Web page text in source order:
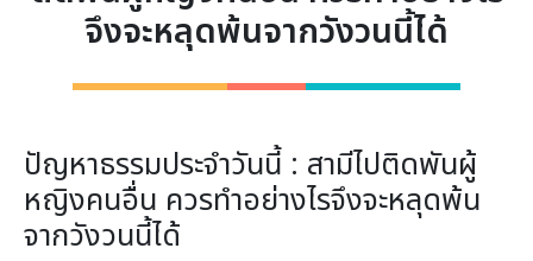
จึงจะหลุดพ้นจากวังวนนี้ได้
ปัญหาธรรมประจำวันนี้ : สามีไปติดพันผู้
หญิงคนอื่น ควรทำอย่างไรจึงจะหลุดพ้น
จากวังวนนี้ได้